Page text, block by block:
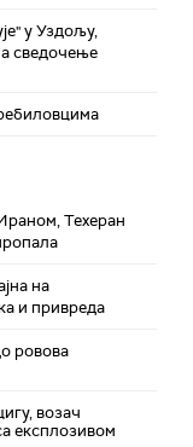
у Уздољу,
сведочење
Техеран
на
и привреда
ровова
возач
експлозивом